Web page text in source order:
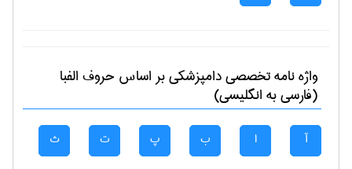
واژه نامه تخصصیدامپزشكیبر اساس حروف الفبا
(فارسی به انگلیسی)
آ ا ب پ ت ث